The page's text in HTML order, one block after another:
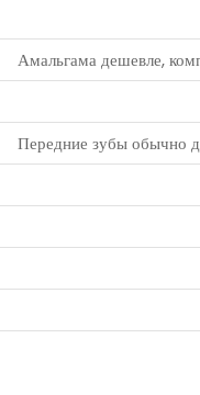
Амальгама дешевле,
Передние зубы обычно